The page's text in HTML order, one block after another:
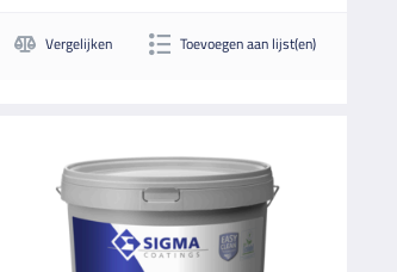
Vergelijken Toevoegen aan lijst(en)